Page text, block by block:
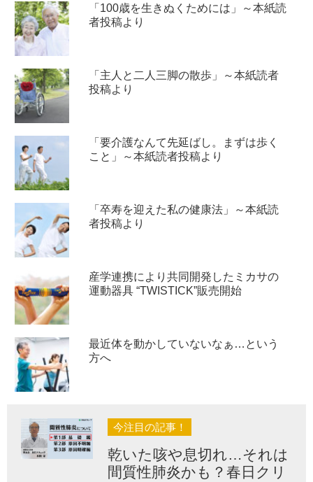
「100歳を生きぬくためには」～本紙読
者投稿より
「主人と二人三脚の散歩」～本紙読者
投稿より
「要介護なんて先延ばし。まずは歩く
こと」～本紙読者投稿より
「卒寿を迎えた私の健康法」～本紙読
者投稿より
産学連携により共同開発したミカサの
運動器具 “TWISTICK”販売開始
最近体を動かしていないなぁ…という
方へ
今注目の記事！
乾いた咳や息切れ…それは
間質性肺炎かも？春日クリ